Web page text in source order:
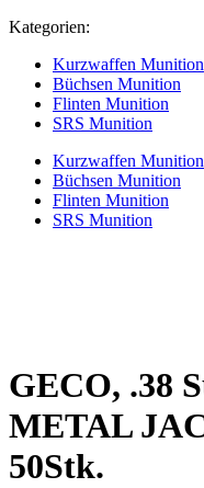
Kategorien:
Kurzwaffen Munition
Büchsen Munition
Flinten Munition
SRS Munition
Kurzwaffen Munition
Büchsen Munition
Flinten Munition
SRS Munition
GECO, .38
METAL
50Stk.